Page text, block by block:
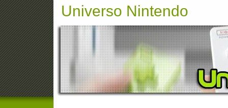
Universo Nintendo